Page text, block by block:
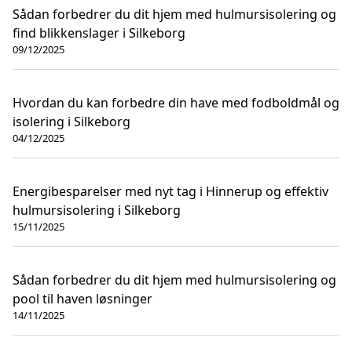
Sådan forbedrer du dit hjem med hulmursisolering og
find blikkenslager i Silkeborg
09/12/2025
Hvordan du kan forbedre din have med fodboldmål og
isolering i Silkeborg
04/12/2025
Energibesparelser med nyt tag i Hinnerup og effektiv
hulmursisolering i Silkeborg
15/11/2025
Sådan forbedrer du dit hjem med hulmursisolering og
pool til haven løsninger
14/11/2025